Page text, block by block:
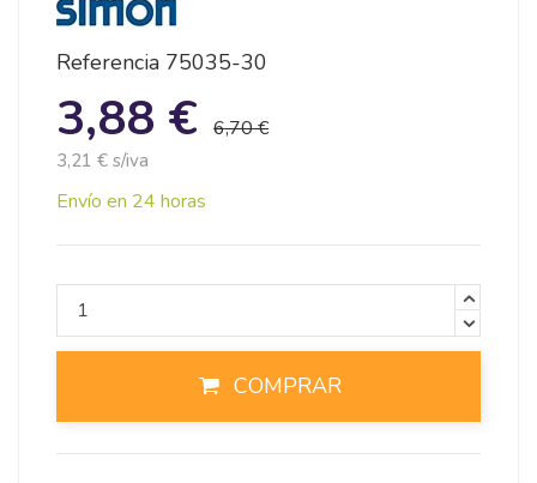
Referencia 75035-30
3,88 € 6,70 €
3,21 € s/iva
Envío en 24 horas
COMPRAR